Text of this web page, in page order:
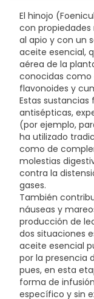
(Frutos), E.S.
(Partes Aéreas),
El hinojo
con
al apio y con un
aceite esencial,
aérea de la
conocidas como
flavonoides y
Estas
antisépticas,
(por ejemplo,
ha utilizado
como de
molestias
contra la
gases.
También
náuseas y
producción de
dos situaciones
aceite esencial
por la presencia
pues, en esta
forma de
específico y sin